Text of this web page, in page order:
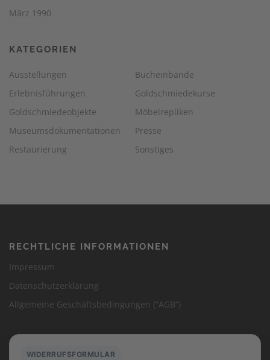
März 1990
KATEGORIEN
Ausstellungen
Bucheinbände
Erlebnisführungen
Goldschmiedekurse
Goldschmiedeobjekte
Möbelrepliken
Museumsdokumentationen
Presse
Restaurierung
Sonstiges
RECHTLICHE INFORMATIONEN
Impressum
Datenschutzerklärung
Allgemeine Geschäftsbedingungen (“AGB”)
WIDERRUFSFORMULAR